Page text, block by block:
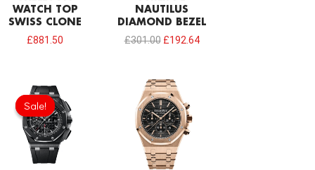
WATCH TOP
SWISS CLONE
£881.50
NAUTILUS
DIAMOND BEZEL
£301.00 £192.64
Sale!
Sale!